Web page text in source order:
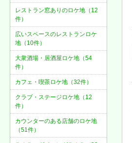
レストラン窓ありのロケ地（12
件）
広いスペースのレストランロケ
地（10件）
大衆酒場・居酒屋ロケ地（54
件）
カフェ・喫茶ロケ地（32件）
クラブ・ステージロケ地（12
件）
カウンターのある店舗のロケ地
（51件）